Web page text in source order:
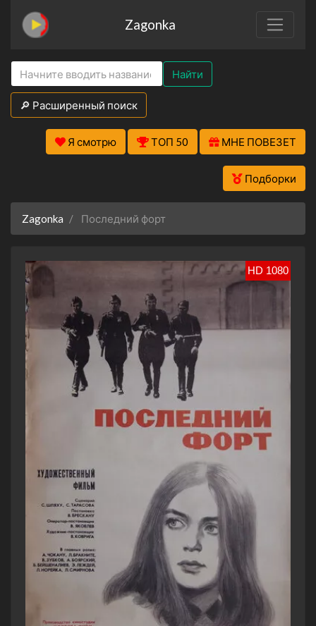
Zagonka
Найти
🔎 Расширенный поиск
Я смотрю ТОП 50 МНЕ ПОВЕЗЕТ
Подборки
Zagonka Последний форт
HD 1080